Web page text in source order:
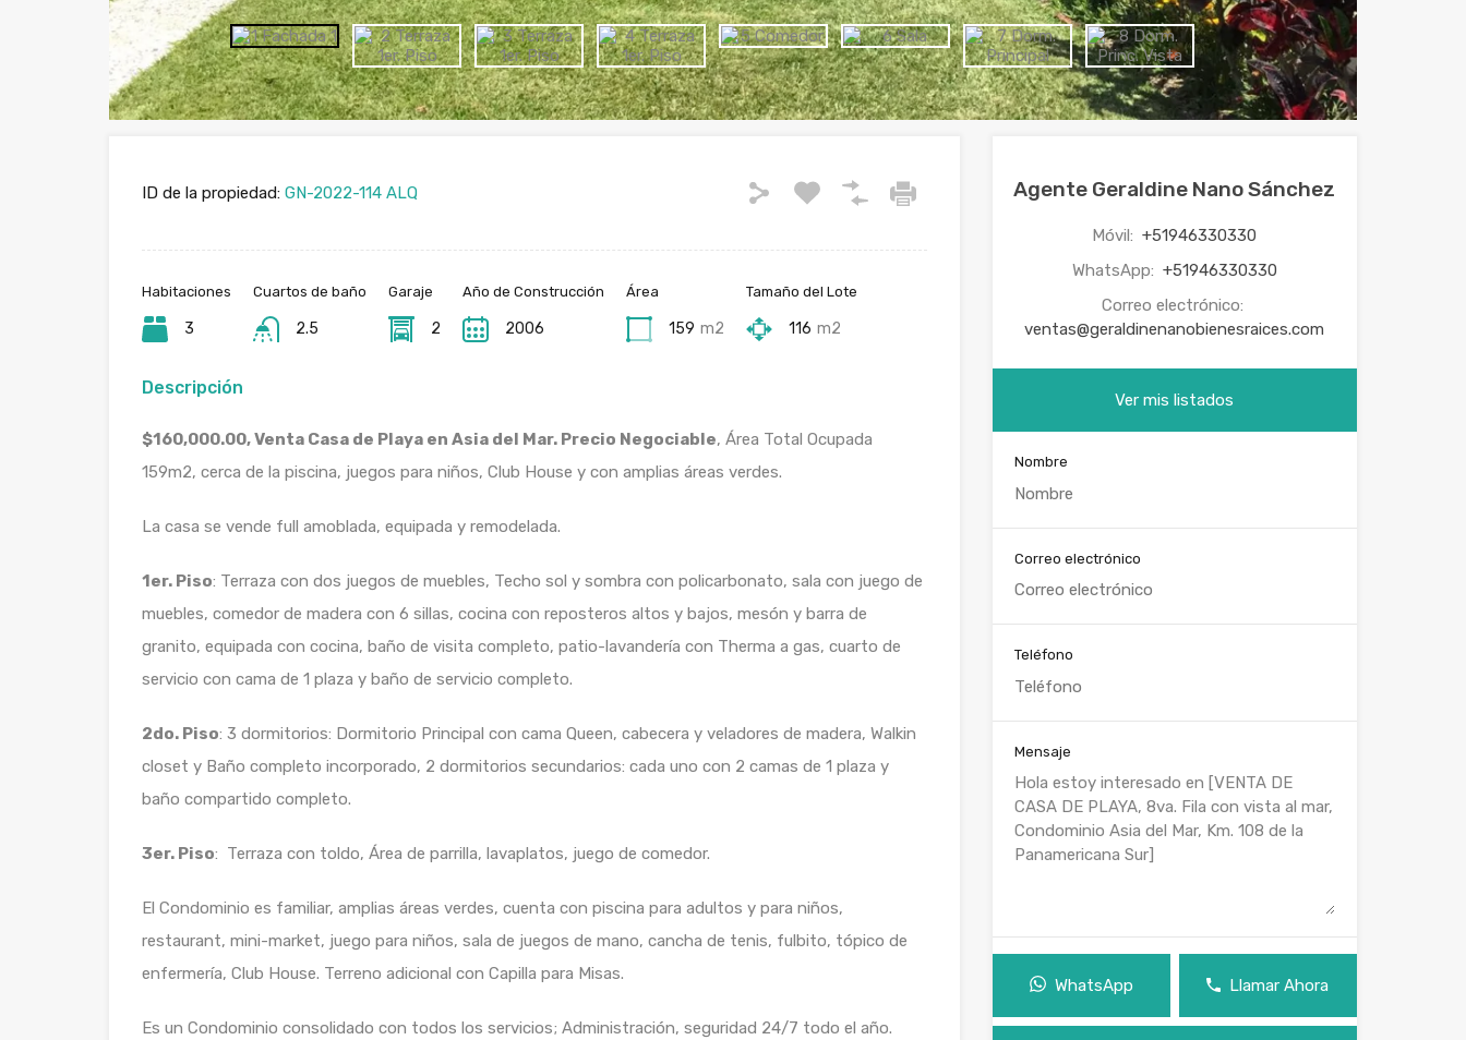
ID de la propiedad: GN-2022-114 ALQ
Habitaciones
3
Cuartos de baño
2.5
Garaje
2
Año de Construcción
2006
Área
159 m2
Tamaño del Lote
116 m2
Descripción
$160,000.00, Venta Casa de Playa en Asia del Mar. Precio Negociable, Área Total Ocupada
159m2, cerca de la piscina, juegos para niños, Club House y con amplias áreas verdes.
La casa se vende full amoblada, equipada y remodelada.
1er. Piso: Terraza con dos juegos de muebles, Techo sol y sombra con policarbonato, sala con juego de
muebles, comedor de madera con 6 sillas, cocina con reposteros altos y bajos, mesón y barra de
granito, equipada con cocina, baño de visita completo, patio-lavandería con Therma a gas, cuarto de
servicio con cama de 1 plaza y baño de servicio completo.
2do. Piso: 3 dormitorios: Dormitorio Principal con cama Queen, cabecera y veladores de madera, Walkin
closet y Baño completo incorporado, 2 dormitorios secundarios: cada uno con 2 camas de 1 plaza y
baño compartido completo.
3er. Piso: Terraza con toldo, Área de parrilla, lavaplatos, juego de comedor.
El Condominio es familiar, amplias áreas verdes, cuenta con piscina para adultos y para niños,
restaurant, mini-market, juego para niños, sala de juegos de mano, cancha de tenis, fulbito, tópico de
enfermería, Club House. Terreno adicional con Capilla para Misas.
Es un Condominio consolidado con todos los servicios; Administración, seguridad 24/7 todo el año.
Agente Geraldine Nano Sánchez
Móvil: +51946330330
WhatsApp: +51946330330
Correo electrónico:
ventas@geraldinenanobienesraices.com
Ver mis listados
Nombre
Correo electrónico
Teléfono
Mensaje
WhatsApp Llamar Ahora